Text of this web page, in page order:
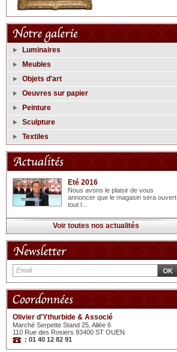
Luminaires
Meubles
Objets d'art
Oeuvres sur papier
Peinture
Sculpture
Textiles
Eté 2016
Nous avons le plaisir de vous
annoncer que le magasin sera ouvert
tout l...
Voir toutes nos actualités
Olivier d'Ythurbide & Associé
Marché Serpette Stand 25, Allée 6
110 Rue des Rosiers 93400 ST OUEN
: 01 40 12 82 91